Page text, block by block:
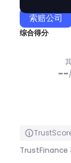
索赔公司
综合得分
--/
TrustFinance